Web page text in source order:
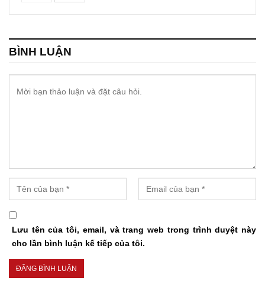
BÌNH LUẬN
Lưu tên của tôi, email, và trang web trong trình duyệt này
cho lần bình luận kế tiếp của tôi.